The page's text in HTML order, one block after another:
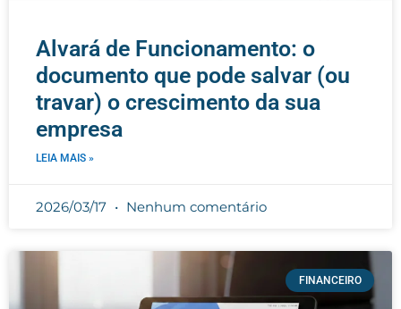
Alvará de Funcionamento: o
documento que pode salvar (ou
travar) o crescimento da sua
empresa
LEIA MAIS »
2026/03/17 Nenhum comentário
FINANCEIRO